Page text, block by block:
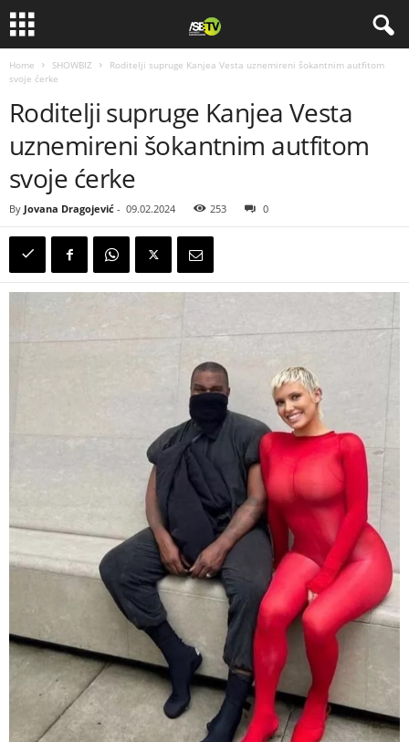
Home SHOWBIZ
Roditelji supruge Kanjea Vesta uznemireni šokantnim autfitom
svoje ćerke
Roditelji supruge Kanjea Vesta
uznemireni šokantnim autfitom
svoje ćerke
By Jovana Dragojević - 09.02.2024 253 0